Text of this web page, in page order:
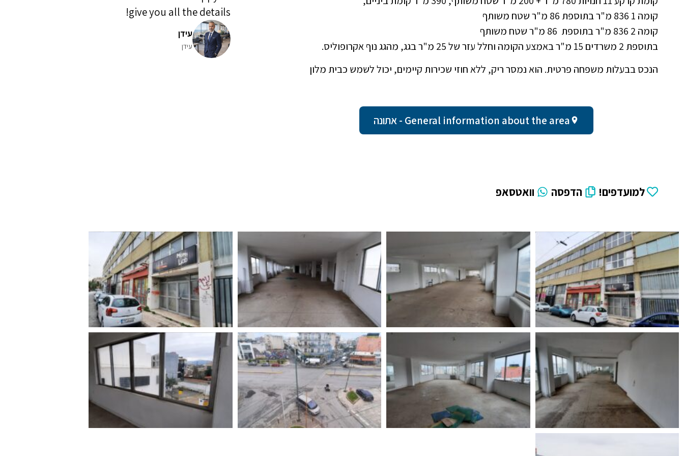
קומה 1 836 מ"ר בתוספת 86 מ"ר שטח משותף
קומה 2 836 מ"ר בתוספת 86 מ"ר שטח משותף
בתוספת 2 משרדים 15 מ"ר באמצע הקומה וחלל עזר של 25 מ"ר בגג, מהגג נוף אקרופוליס.
הנכס בבעלות משפחה פרטית. הוא נמסר ריק, ללא חוזי שכירות קיימים, יכול לשמש כבית מלון
General information about the area - אתונה
למועדפים! הדפסה וואטסאפ
give you all the details!
עידן
עידן